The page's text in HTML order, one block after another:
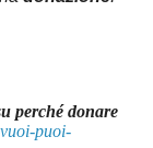
perché donare
puoi-